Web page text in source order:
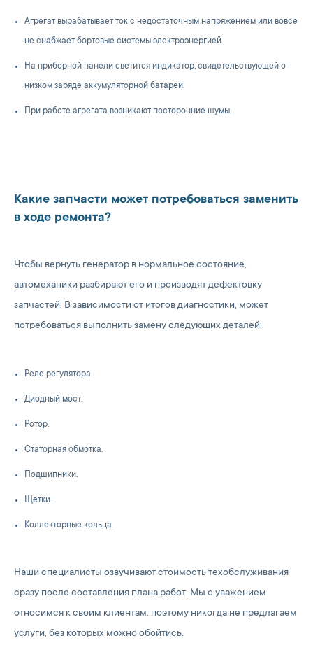
Агрегат вырабатывает ток с недостаточным напряжением или вовсе
не снабжает бортовые системы электроэнергией.
На приборной панели светится индикатор, свидетельствующей о
низком заряде аккумуляторной батареи.
При работе агрегата возникают посторонние шумы.
Какие запчасти может потребоваться заменить
в ходе ремонта?
Чтобы вернуть генератор в нормальное состояние,
автомеханики разбирают его и производят дефектовку
запчастей. В зависимости от итогов диагностики, может
потребоваться выполнить замену следующих деталей:
Реле регулятора.
Диодный мост.
Ротор.
Статорная обмотка.
Подшипники.
Щетки.
Коллекторные кольца.
Наши специалисты озвучивают стоимость техобслуживания
сразу после составления плана работ. Мы с уважением
относимся к своим клиентам, поэтому никогда не предлагаем
услуги, без которых можно обойтись.